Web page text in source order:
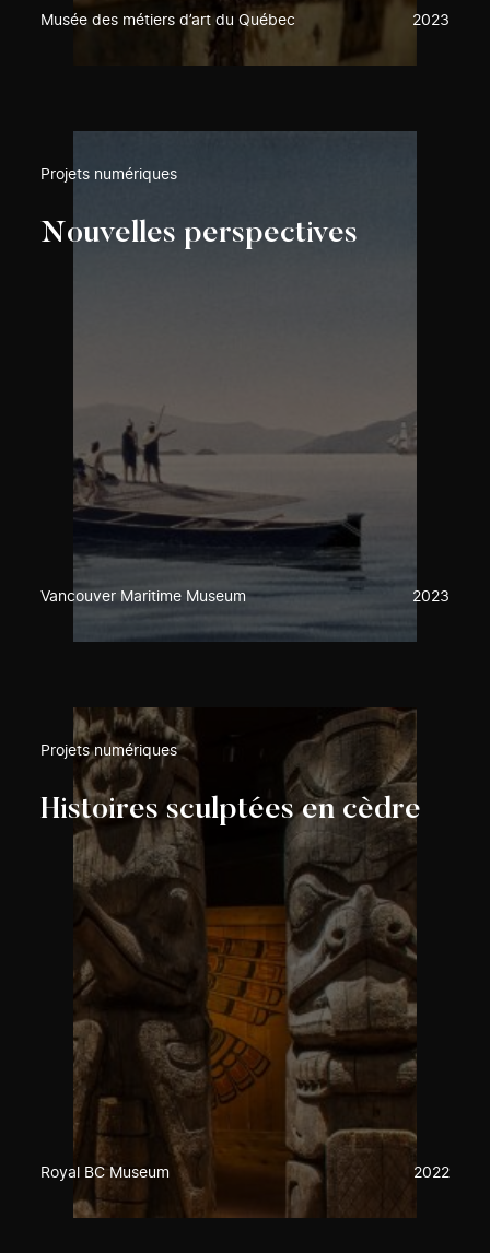
Musée des métiers d’art du Québec 2023
Projets numériques
Nouvelles perspectives
Vancouver Maritime Museum 2023
Projets numériques
Histoires sculptées en cèdre
Royal BC Museum 2022